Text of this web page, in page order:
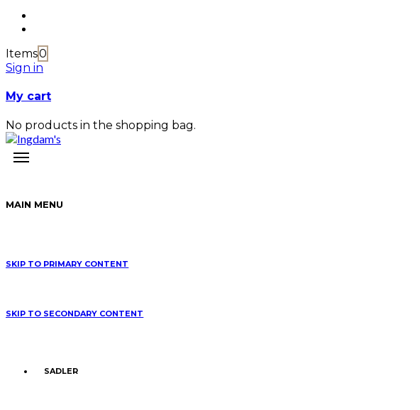
Items0
Sign in
My cart
No products in the shopping bag.
MAIN MENU
SKIP TO PRIMARY CONTENT
SKIP TO SECONDARY CONTENT
SADLER